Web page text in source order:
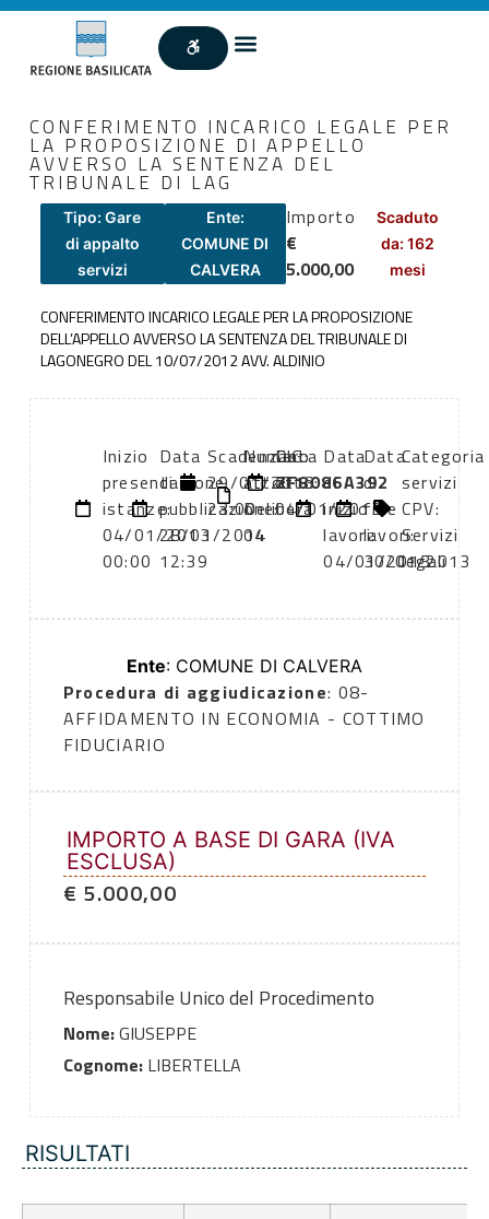
CONFERIMENTO INCARICO LEGALE PER
LA PROPOSIZIONE DI APPELLO
AVVERSO LA SENTENZA DEL
TRIBUNALE DI LAG
Tipo: Gare
di appalto
servizi
Ente:
COMUNE DI
CALVERA
Importo
€
5.000,00
Scaduto
da: 162
mesi
CONFERIMENTO INCARICO LEGALE PER LA PROPOSIZIONE
DELL’APPELLO AVVERSO LA SENTENZA DEL TRIBUNALE DI
LAGONEGRO DEL 10/07/2012 AVV. ALDINIO
Inizio
presentazione
istanze:
04/01/2013
00:00
Data
di
pubblicazione:
28/01/2014
12:39
Scadenza:
29/01/2013
23:00
Numero
atto:
Delibera
04
Data
atto:
04/01/2013
CIG:
ZF8086A392
Data
di
inizio
lavori:
04/01/2013
Data
di
fine
lavori:
30/01/2013
Categoria
servizi
CPV:
Servizi
legali
Ente: COMUNE DI CALVERA
Procedura di aggiudicazione: 08-
AFFIDAMENTO IN ECONOMIA - COTTIMO
FIDUCIARIO
IMPORTO A BASE DI GARA (IVA
ESCLUSA)
€ 5.000,00
Responsabile Unico del Procedimento
Nome:GIUSEPPE
Cognome:LIBERTELLA
RISULTATI